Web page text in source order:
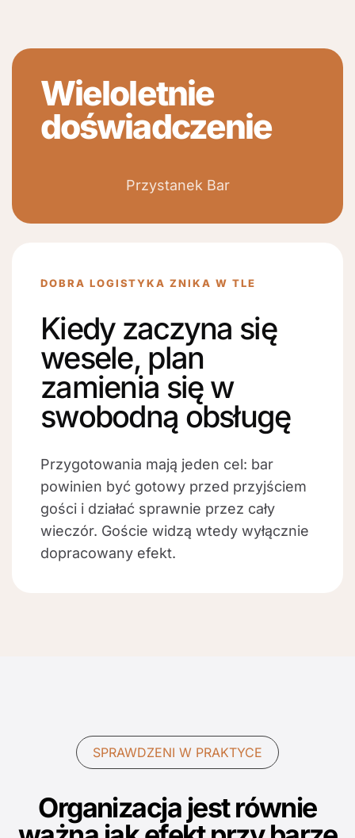
Wieloletnie
doświadczenie
Przystanek Bar
DOBRA LOGISTYKA ZNIKA W TLE
Kiedy zaczyna się
wesele, plan
zamienia się w
swobodną obsługę
Przygotowania mają jeden cel: bar
powinien być gotowy przed przyjściem
gości i działać sprawnie przez cały
wieczór. Goście widzą wtedy wyłącznie
dopracowany efekt.
SPRAWDZENI W PRAKTYCE
Organizacja jest równie